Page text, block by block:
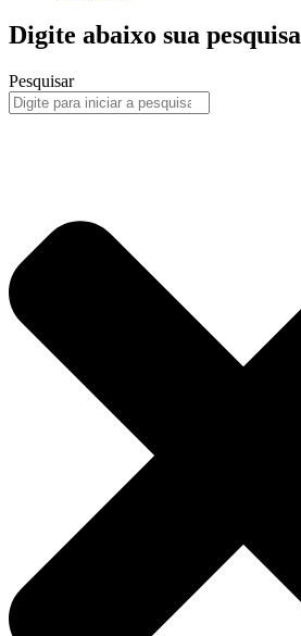
Digite abaixo sua pesquisa
Pesquisar